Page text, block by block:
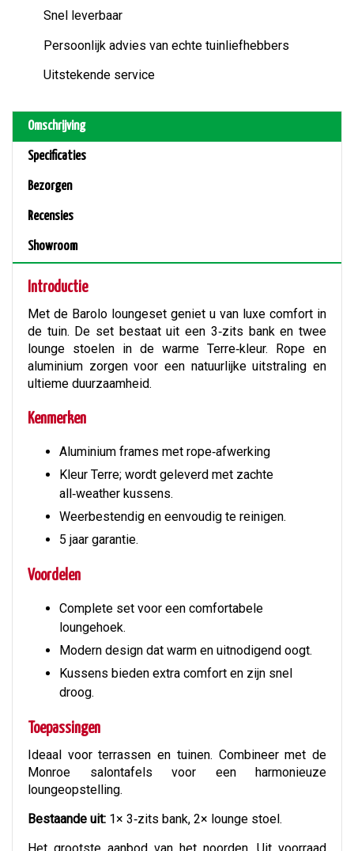
Snel leverbaar
Persoonlijk advies van echte tuinliefhebbers
Uitstekende service
Omschrijving
Specificaties
Bezorgen
Recensies
Showroom
Introductie
Met de Barolo loungeset geniet u van luxe comfort in
de tuin. De set bestaat uit een 3‑zits bank en twee
lounge stoelen in de warme Terre‑kleur. Rope en
aluminium zorgen voor een natuurlijke uitstraling en
ultieme duurzaamheid.
Kenmerken
Aluminium frames met rope‑afwerking
Kleur Terre; wordt geleverd met zachte
all‑weather kussens.
Weerbestendig en eenvoudig te reinigen.
5 jaar garantie.
Voordelen
Complete set voor een comfortabele
loungehoek.
Modern design dat warm en uitnodigend oogt.
Kussens bieden extra comfort en zijn snel
droog.
Toepassingen
Ideaal voor terrassen en tuinen. Combineer met de
Monroe salontafels voor een harmonieuze
loungeopstelling.
Bestaande uit: 1× 3‑zits bank, 2× lounge stoel.